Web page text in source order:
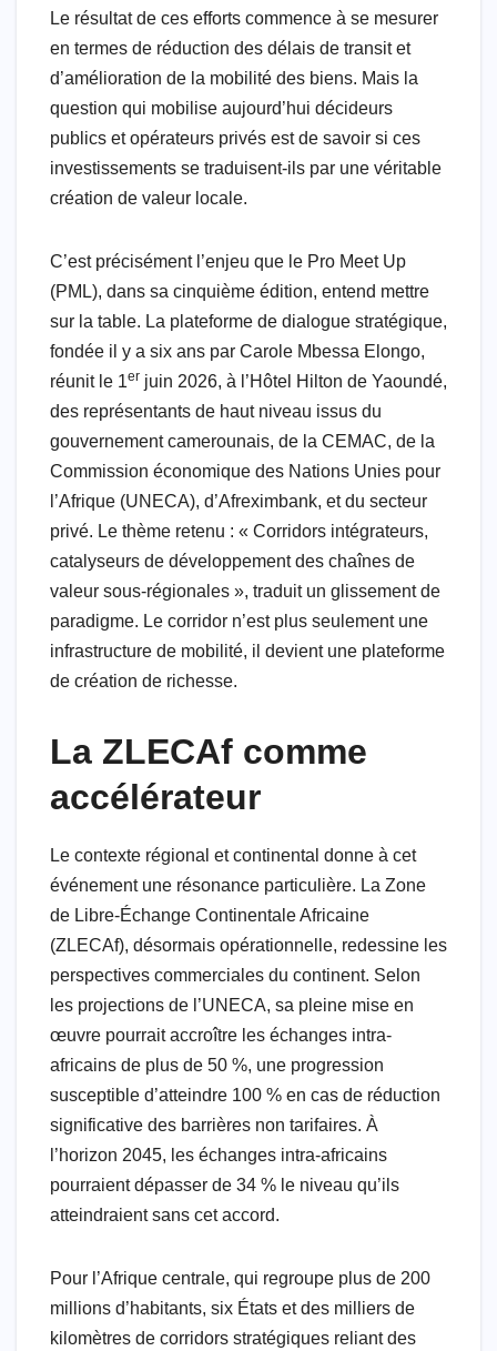
Le résultat de ces efforts commence à se mesurer
en termes de réduction des délais de transit et
d’amélioration de la mobilité des biens. Mais la
question qui mobilise aujourd’hui décideurs
publics et opérateurs privés est de savoir si ces
investissements se traduisent-ils par une véritable
création de valeur locale.
C’est précisément l’enjeu que le Pro Meet Up
(PML), dans sa cinquième édition, entend mettre
sur la table. La plateforme de dialogue stratégique,
fondée il y a six ans par Carole Mbessa Elongo,
réunit le 1er juin 2026, à l’Hôtel Hilton de Yaoundé,
des représentants de haut niveau issus du
gouvernement camerounais, de la CEMAC, de la
Commission économique des Nations Unies pour
l’Afrique (UNECA), d’Afreximbank, et du secteur
privé. Le thème retenu : « Corridors intégrateurs,
catalyseurs de développement des chaînes de
valeur sous-régionales », traduit un glissement de
paradigme. Le corridor n’est plus seulement une
infrastructure de mobilité, il devient une plateforme
de création de richesse.
La ZLECAf comme
accélérateur
Le contexte régional et continental donne à cet
événement une résonance particulière. La Zone
de Libre-Échange Continentale Africaine
(ZLECAf), désormais opérationnelle, redessine les
perspectives commerciales du continent. Selon
les projections de l’UNECA, sa pleine mise en
œuvre pourrait accroître les échanges intra-
africains de plus de 50 %, une progression
susceptible d’atteindre 100 % en cas de réduction
significative des barrières non tarifaires. À
l’horizon 2045, les échanges intra-africains
pourraient dépasser de 34 % le niveau qu’ils
atteindraient sans cet accord.
Pour l’Afrique centrale, qui regroupe plus de 200
millions d’habitants, six États et des milliers de
kilomètres de corridors stratégiques reliant des